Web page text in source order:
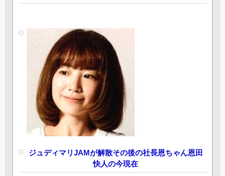
ジュディマリJAMが解散その後の社長恩ちゃん恩田
快人の今現在